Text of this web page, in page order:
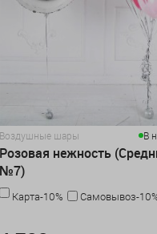
Воздушные шары В
Розовая нежность
№7)
Карта-10%
Самовывоз-